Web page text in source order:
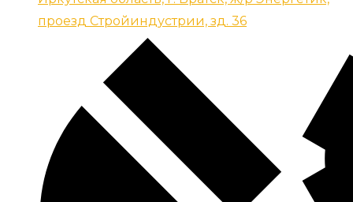
проезд Стройиндустрии, зд. 36